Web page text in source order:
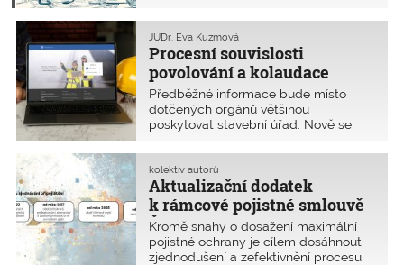
stávající technické předpisy. Na straně
druhé si všechna krajská města
mohou vytvářet vlastní technické
předpisy. To rouhodně není
zjednodušení.
Procesní souvislosti
povolování a kolaudace
staveb
JUDr. Eva Kuzmová
Předběžné informace bude místo
dotčených orgánů většinou
poskytovat stavební úřad. Nově se
nevyjádření "síťařů".
Aktualizační dodatek
k rámcové pojistné smlouvě
ČKAIT otevírá nové možnosti
kolektiv autorů
Kromě snahy o dosažení maximální
pojistné ochrany je cílem dosáhnout
zjednodušení a zefektivnění procesu